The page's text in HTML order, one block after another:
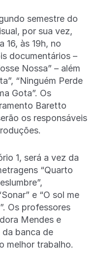
semestre do
por sua vez,
16, às 19h, no
documentários –
Nossa” – além
“Ninguém Perde
Gota”. Os
Baretto
os responsáveis
1, será a vez da
“Quarto
e “O sol me
Os professores
Mendes e
banca de
melhor trabalho.